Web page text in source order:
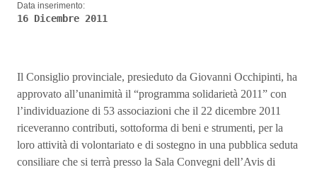
Data inserimento:
16 Dicembre 2011
Il Consiglio provinciale, presieduto da Giovanni Occhipinti, ha
approvato all’unanimità il “programma solidarietà 2011” con
l’individuazione di 53 associazioni che il 22 dicembre 2011
riceveranno contributi, sottoforma di beni e strumenti, per la
loro attività di volontariato e di sostegno in una pubblica seduta
consiliare che si terrà presso la Sala Convegni dell’Avis di